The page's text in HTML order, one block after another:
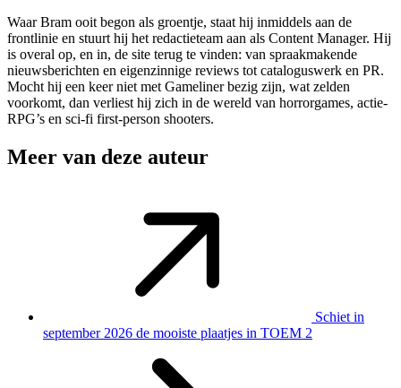
Waar Bram ooit begon als groentje, staat hij inmiddels aan de
frontlinie en stuurt hij het redactieteam aan als Content Manager. Hij
is overal op, en in, de site terug te vinden: van spraakmakende
nieuwsberichten en eigenzinnige reviews tot cataloguswerk en PR.
Mocht hij een keer niet met Gameliner bezig zijn, wat zelden
voorkomt, dan verliest hij zich in de wereld van horrorgames, actie-
RPG’s en sci-fi first-person shooters.
Meer van deze auteur
Schiet in
september 2026 de mooiste plaatjes in TOEM 2